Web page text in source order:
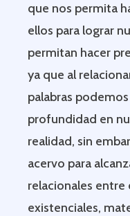
que nos permita
ellos para lograr
permitan hacer
ya que al
palabras
profundidad en
realidad, sin
acervo para
relacionales
existenciales,